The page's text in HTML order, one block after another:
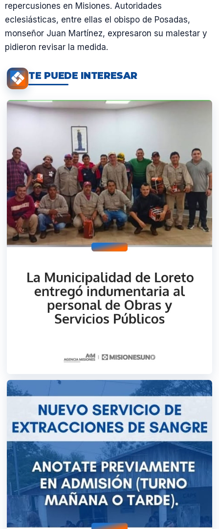
repercusiones en Misiones. Autoridades
eclesiásticas, entre ellas el obispo de Posadas,
monseñor Juan Martínez, expresaron su malestar y
pidieron revisar la medida.
TE PUEDE INTERESAR